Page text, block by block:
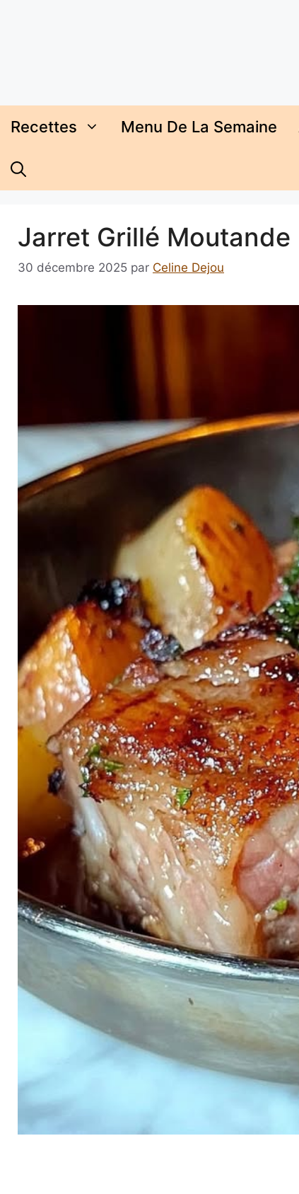
Recettes Menu De La Semaine
Jarret Grillé
30 décembre 2025 par Celine Dejou